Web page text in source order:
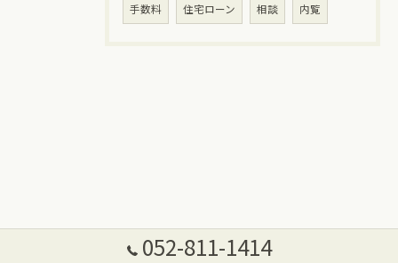
手数料 住宅ローン 相談 内覧
052-811-1414